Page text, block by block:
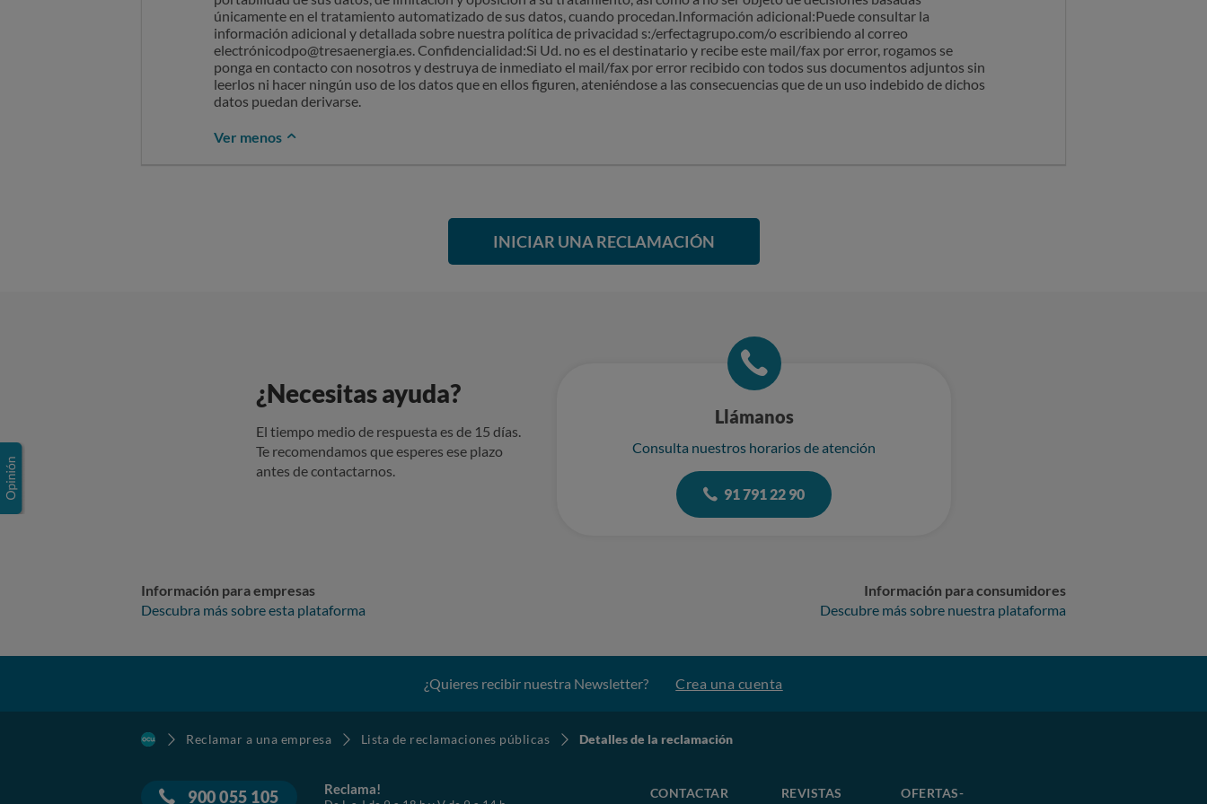
únicamente en el tratamiento automatizado de sus datos, cuando procedan.Información adicional:Puede consultar la
información adicional y detallada sobre nuestra política de privacidad s:/erfectagrupo.com/o escribiendo al correo
electrónicodpo@tresaenergia.es. Confidencialidad:Si Ud. no es el destinatario y recibe este mail/fax por error, rogamos se
ponga en contacto con nosotros y destruya de inmediato el mail/fax por error recibido con todos sus documentos adjuntos sin
leerlos ni hacer ningún uso de los datos que en ellos figuren, ateniéndose a las consecuencias que de un uso indebido de dichos
datos puedan derivarse.
Ver menos
INICIAR UNA RECLAMACIÓN
¿Necesitas ayuda?
El tiempo medio de respuesta es de 15 días.
Te recomendamos que esperes ese plazo
antes de contactarnos.
Llámanos
Consulta nuestros horarios de atención
91 791 22 90
Información para empresas
Descubra más sobre esta plataforma
Información para consumidores
Descubre más sobre nuestra plataforma
¿Quieres recibir nuestra Newsletter? Crea una cuenta
Reclamar a una empresa Lista de reclamaciones públicas Detalles de la reclamación
900 055 105 Reclama! CONTACTAR REVISTAS
OFERTAS-